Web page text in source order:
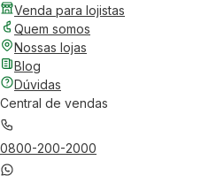
Venda para lojistas
Quem somos
Nossas lojas
Blog
Dúvidas
Central de vendas
0800-200-2000